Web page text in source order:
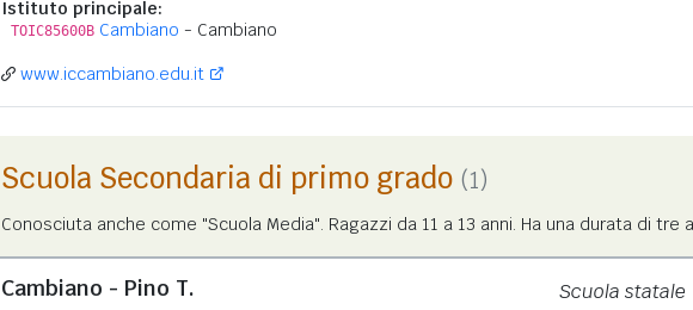
Istituto principale:
TOIC85600B Cambiano - Cambiano
www.iccambiano.edu.it
Scuola Secondaria di primo grado (1)
Conosciuta anche come "Scuola Media". Ragazzi da 11 a 13 anni. Ha una durata di tre
Cambiano - Pino T.
Scuola statale